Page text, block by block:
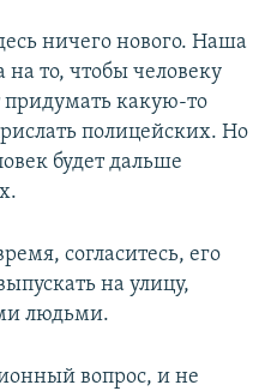
ничего нового. Наша
то, чтобы человеку
какую-то
полицейских. Но
будет дальше
согласитесь, его
на улицу,
людьми.
вопрос, и не